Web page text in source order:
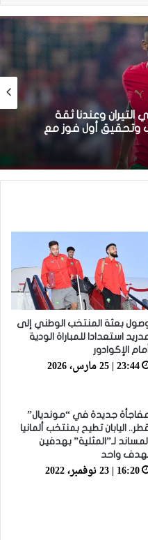
وعندنا ثقة
وتحقيق أول فوز مع
بعثة المنتخب الوطني إلى
استعدادا للمباراة الودية
أمام الإكوادور
23:44 | 25 مارس، 2026
جديدة في “مونديال”
اليابان تطيح بمنتخب ألمانيا
المساند لـ”المثلية” بهدفين
واحد
16:20 | 23 نوفمبر، 2022